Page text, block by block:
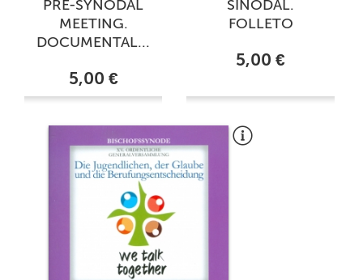
PRE-SYNODAL
MEETING.
DOCUMENTAL...
5,00 €
SINODAL.
FOLLETO
5,00 €